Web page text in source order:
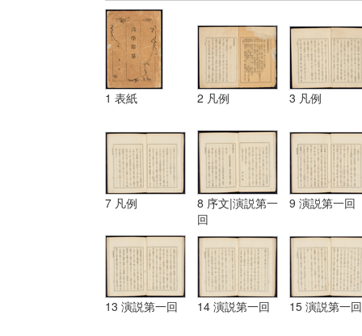
1 表紙 2 凡例 3 凡例
7 凡例
8 序文|演説第一
回
9 演説第一回
13 演説第一回 14 演説第一回 15 演説第一回